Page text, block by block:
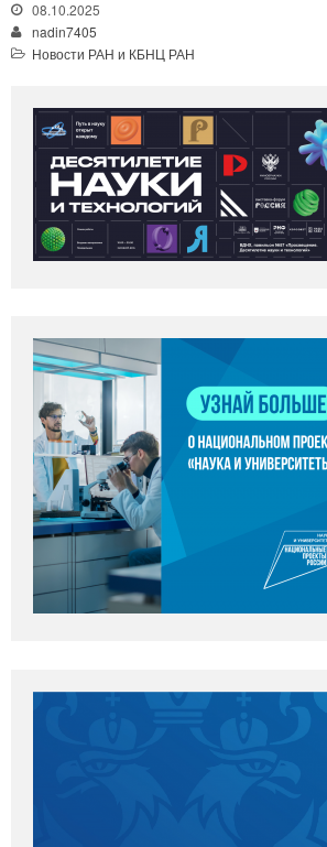
08.10.2025
nadin7405
Новости РАН и КБНЦ РАН